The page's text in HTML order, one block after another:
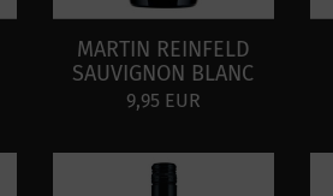
MARTIN REINFELD
SAUVIGNON BLANC
9,95 EUR